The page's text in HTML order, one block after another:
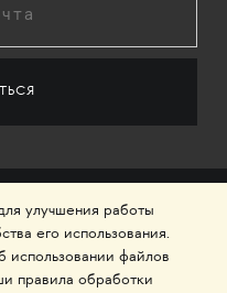
улучшения работы
его использования.
файлов
правила обработки